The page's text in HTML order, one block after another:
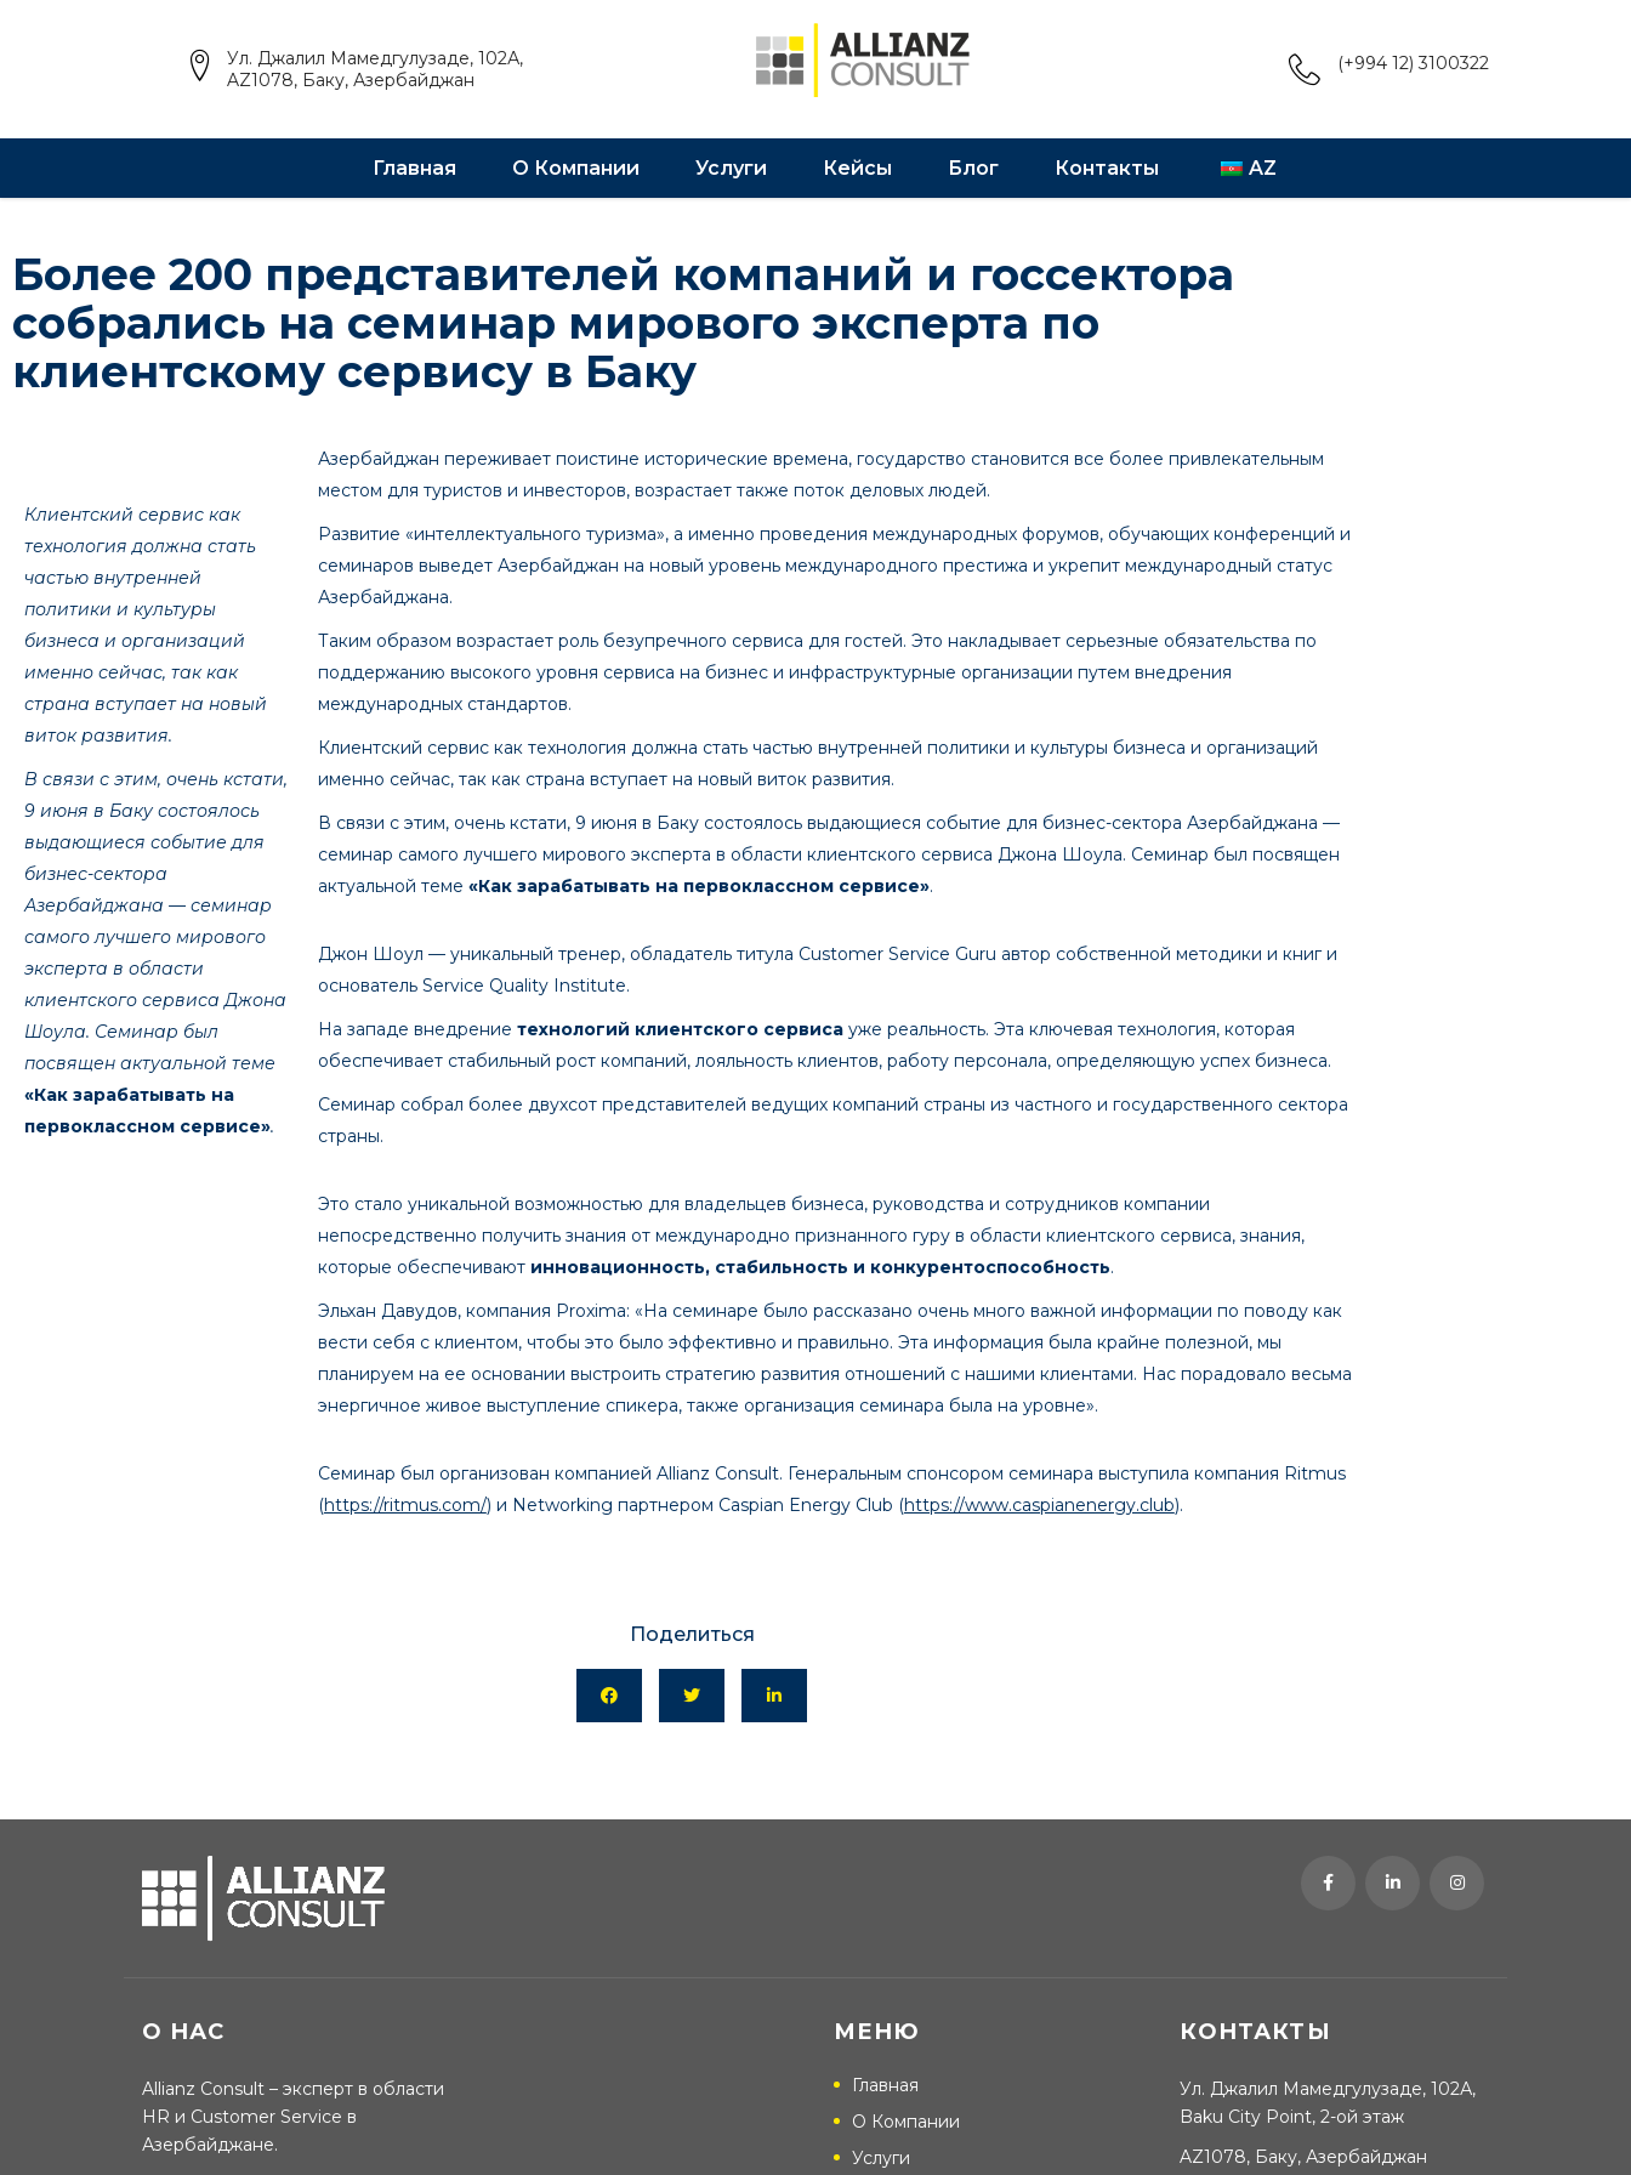
Ул. Джалил Мамедгулузаде, 102А,
AZ1078, Баку, Азербайджан
(+994 12) 3100322
Главная О Компании Услуги Кейсы Блог Контакты AZ
Более 200 представителей компаний и госсектора
собрались на семинар мирового эксперта по
клиентскому сервису в Баку
Клиентский сервис как
технология должна стать
частью внутренней
политики и культуры
бизнеса и организаций
именно сейчас, так как
страна вступает на новый
виток развития.
В связи с этим, очень кстати,
9 июня в Баку состоялось
выдающиеся событие для
бизнес-сектора
Азербайджана — семинар
самого лучшего мирового
эксперта в области
клиентского сервиса Джона
Шоула. Семинар был
посвящен актуальной теме
«Как зарабатывать на
первоклассном сервисе».
Азербайджан переживает поистине исторические времена, государство становится все более привлекательным
местом для туристов и инвесторов, возрастает также поток деловых людей.
Развитие «интеллектуального туризма», а именно проведения международных форумов, обучающих конференций и
семинаров выведет Азербайджан на новый уровень международного престижа и укрепит международный статус
Азербайджана.
Таким образом возрастает роль безупречного сервиса для гостей. Это накладывает серьезные обязательства по
поддержанию высокого уровня сервиса на бизнес и инфраструктурные организации путем внедрения
международных стандартов.
Клиентский сервис как технология должна стать частью внутренней политики и культуры бизнеса и организаций
именно сейчас, так как страна вступает на новый виток развития.
В связи с этим, очень кстати, 9 июня в Баку состоялось выдающиеся событие для бизнес-сектора Азербайджана —
семинар самого лучшего мирового эксперта в области клиентского сервиса Джона Шоула. Семинар был посвящен
актуальной теме «Как зарабатывать на первоклассном сервисе».
Джон Шоул — уникальный тренер, обладатель титула Customer Service Guru автор собственной методики и книг и
основатель Service Quality Institute.
На западе внедрение технологий клиентского сервисауже реальность. Эта ключевая технология, которая
обеспечивает стабильный рост компаний, лояльность клиентов, работу персонала, определяющую успех бизнеса.
Семинар собрал более двухсот представителей ведущих компаний страны из частного и государственного сектора
страны.
Это стало уникальной возможностью для владельцев бизнеса, руководства и сотрудников компании
непосредственно получить знания от международно признанного гуру в области клиентского сервиса, знания,
которые обеспечивают инновационность, стабильность и конкурентоспособность.
Эльхан Давудов, компания Proxima: «На семинаре было рассказано очень много важной информации по поводу как
вести себя с клиентом, чтобы это было эффективно и правильно. Эта информация была крайне полезной, мы
планируем на ее основании выстроить стратегию развития отношений с нашими клиентами. Нас порадовало весьма
энергичное живое выступление спикера, также организация семинара была на уровне».
Семинар был организован компанией Allianz Consult. Генеральным спонсором семинара выступила компания Ritmus
(https://ritmus.com/) и Networking партнером Caspian Energy Club (https://www.caspianenergy.club).
Поделиться
О НАС
Allianz Consult – эксперт в области
HR и Customer Service в
Азербайджане.
МЕНЮ
Главная
О Компании
Услуги
КОНТАКТЫ
Ул. Джалил Мамедгулузаде, 102А,
Baku City Point, 2-ой этаж
AZ1078, Баку, Азербайджан